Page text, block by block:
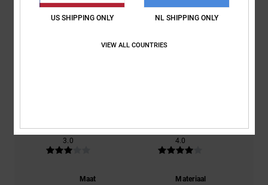
Gemiddelde score
4.0/5
Comfort
3.0
Prijs-kwaliteitverhouding
4.0
Maat
Materiaal
US SHIPPING ONLY NL SHIPPING ONLY
VIEW ALL COUNTRIES